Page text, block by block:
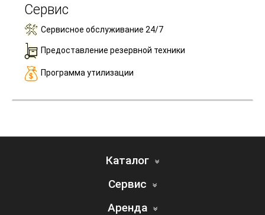
Сервис
Сервисное обслуживание 24/7
Предоставление резервной техники
Программа утилизации
Каталог
Сервис
Аренда